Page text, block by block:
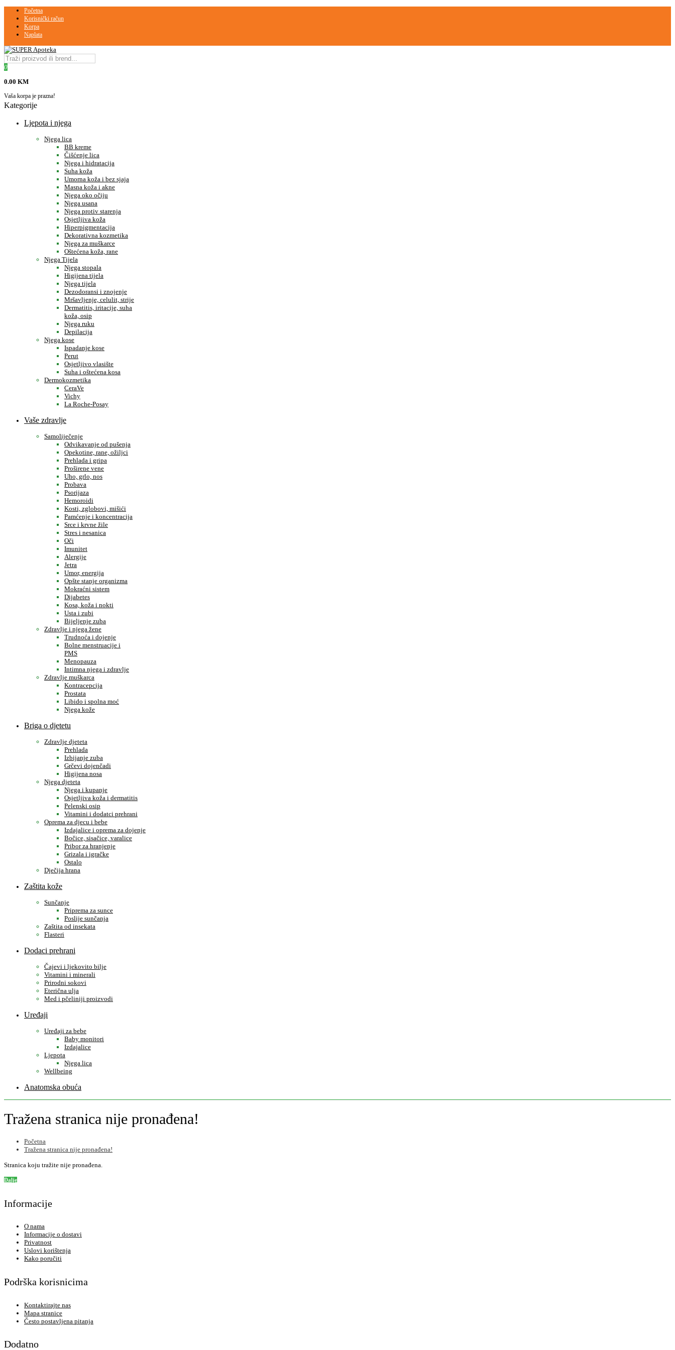
Početna
Korisnički račun
Korpa
Naplata
0
0.00 KM
Vaša korpa je prazna!
Kategorije
Ljepota i njega
Njega lica
BB kreme
Čišćenje lica
Njega i hidratacija
Suha koža
Umorna koža i bez sjaja
Masna koža i akne
Njega oko očiju
Njega usana
Njega protiv starenja
Osjetljiva koža
Hiperpigmentacija
Dekorativna kozmetika
Njega za muškarce
Oštećena koža, rane
Njega Tijela
Njega stopala
Higijena tijela
Njega tijela
Dezodoransi i znojenje
Mršavljenje, celulit, strije
Dermatitis, iritacije, suha
koža, osip
Njega ruku
Depilacija
Njega kose
Ispadanje kose
Perut
Osjetljivo vlasište
Suha i oštećena kosa
Dermokozmetika
CeraVe
Vichy
La Roche-Posay
Vaše zdravlje
Samoliječenje
Odvikavanje od pušenja
Opekotine, rane, ožiljci
Prehlada i gripa
Proširene vene
Uho, grlo, nos
Probava
Psorijaza
Hemoroidi
Kosti, zglobovi, mišići
Pamćenje i koncentracija
Srce i krvne žile
Stres i nesanica
Oči
Imunitet
Alergije
Jetra
Umor, energija
Opšte stanje organizma
Mokraćni sistem
Dijabetes
Kosa, koža i nokti
Usta i zubi
Bijeljenje zuba
Zdravlje i njega žene
Trudnoća i dojenje
Bolne menstruacije i
PMS
Menopauza
Intimna njega i zdravlje
Zdravlje muškarca
Kontracepcija
Prostata
Libido i spolna moć
Njega kože
Briga o djetetu
Zdravlje djeteta
Prehlada
Izbijanje zuba
Grčevi dojenčadi
Higijena nosa
Njega djeteta
Njega i kupanje
Osjetljiva koža i dermatitis
Pelenski osip
Vitamini i dodatci prehrani
Oprema za djecu i bebe
Izdajalice i oprema za dojenje
Bočice, sisačice, varalice
Pribor za hranjenje
Grizala i igračke
Ostalo
Dječija hrana
Zaštita kože
Sunčanje
Priprema za sunce
Poslije sunčanja
Zaštita od insekata
Flasteri
Dodaci prehrani
Čajevi i ljekovito bilje
Vitamini i minerali
Prirodni sokovi
Eterična ulja
Med i pčeliniji proizvodi
Uređaji
Uređaji za bebe
Baby monitori
Izdajalice
Ljepota
Njega lica
Wellbeing
Anatomska obuća
Tražena stranica nije pronađena!
Početna
Tražena stranica nije pronađena!
Stranica koju tražite nije pronađena.
Dalje
Informacije
O nama
Informacije o dostavi
Privatnost
Uslovi korištenja
Kako poručiti
Podrška korisnicima
Kontaktirajte nas
Mapa stranice
Često postavljena pitanja
Dodatno